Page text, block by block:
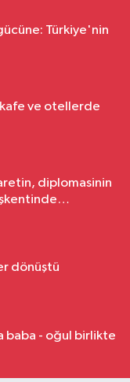
Türkiye'nin
ve otellerde
diplomasinin
dönüştü
baba - oğul birlikte